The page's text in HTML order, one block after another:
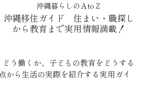
沖縄暮らしのＡtoＺ
沖縄移住ガイド 住まい・職探し
から教育まで実用情報満載！
どう働くか、子どもの教育をどうする
から生活の実際を紹介する実用ガイ